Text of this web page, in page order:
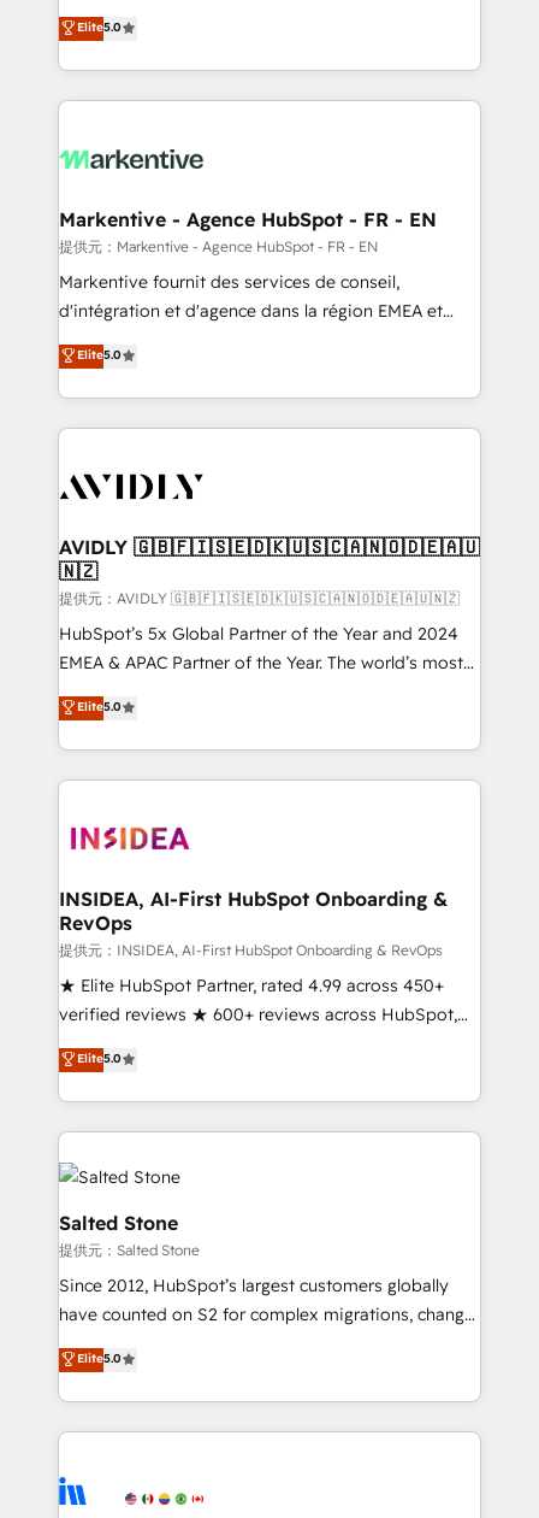
expertise. - A team of 250+ experts dedicated to
your resilient growth.
companies activate HubSpot’s AI-powered
customer platform and operationalize HubSpot’s
Loop Marketing framework through expert-led
services, smart agents, and purpose-built apps,
results, fast. ⚙️CRM & RevOps: Align all Hubs to your
🎯Demand Gen & ABM: Drive pipeline with inbound,
ABM, AEO, SEO, & paid media. 👩‍💻Web Design:
Build high-performing websites with UX, messaging,
& conversion strategy that drive results. 🤖AI
AI, & maximize AEO with tailored AI services. 🧩
Integrations: Extend HubSpot with custom
Elite5.0
Markentive - Agence HubSpot - FR - EN
提供元：Markentive - Agence HubSpot - FR - EN
Markentive fournit des services de conseil,
d'intégration et d'agence dans la région EMEA et
North America. Avec plus de 115 experts en
marketing automation, Growth, Revops, CRM et
webdesign. Markentive is both a consulting firm, a
digital agency and an integrator. With over 115
CRM and webdesign (We focus on EMEA - USA
Elite5.0
AVIDLY 🇬🇧🇫🇮🇸🇪🇩🇰🇺🇸🇨🇦🇳🇴🇩🇪🇦🇺
🇳🇿
提供元：AVIDLY 🇬🇧🇫🇮🇸🇪🇩🇰🇺🇸🇨🇦🇳🇴🇩🇪🇦🇺🇳🇿
HubSpot’s 5x Global Partner of the Year and 2024
EMEA & APAC Partner of the Year. The world’s most
experienced and fully accredited HubSpot Solutions
Partner. 🚀 With 2,750+ HubSpot projects delivered
and 370+ specialists across EMEA, APAC and NAM,
we de-risk complex CRM programmes and
multi-region migrations to AI-powered automation,
scale. 🏆 HubSpot’s CEO called us “the partner of the
future.” Others agree it is proof of trust built through
measurable impact.
Elite5.0
INSIDEA, AI-First HubSpot Onboarding &
RevOps
提供元：INSIDEA, AI-First HubSpot Onboarding & RevOps
★ Elite HubSpot Partner, rated 4.99 across 450+
verified reviews ★ 600+ reviews across HubSpot,
G2 & Clutch ★ 150+ in-house HubSpot-certified
experts ★ 1,500+ implementations across 25+
countries ★ AI-first, RevOps-led, onboarding-
obsessed INSIDEA helps growing companies turn
HubSpot into a revenue engine. We onboard your
team, migrate your data, and build AI-powered
workflows that drive adoption from week one, in
your time zone. What we do: ➤ Onboarding: Live in
weeks, with workflows built around your business,
not a template. ➤ Migration: Move from any legacy
CRM. Zero downtime, full data integrity. ➤
Implementation: Configure HubSpot to run your
revenue process. Sales, marketing, and service wired
Ongoing Management: Monthly tune-ups, feature
rollouts, adoption coaching. Buying HubSpot,
Elite5.0
Salted Stone
提供元：Salted Stone
Since 2012, HubSpot’s largest customers globally
have counted on S2 for complex migrations, change
management, systems integration, and creative
solutions that deliver measurable impact and
transform brand experiences As one of the few full-
service creative agencies in the HubSpot
winning design to build scalable, globally
Elite5.0